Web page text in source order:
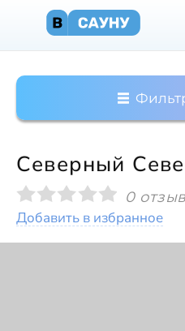
Северный
0
Добавить в избранное